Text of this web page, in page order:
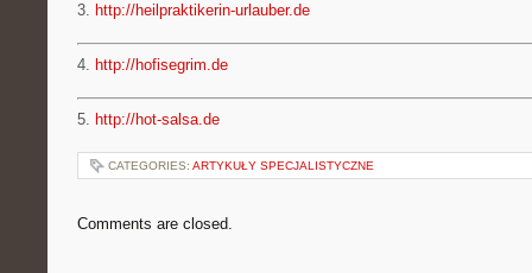
3. http://heilpraktikerin-urlauber.de
4. http://hofisegrim.de
5. http://hot-salsa.de
CATEGORIES: ARTYKUŁY SPECJALISTYCZNE
Comments are closed.